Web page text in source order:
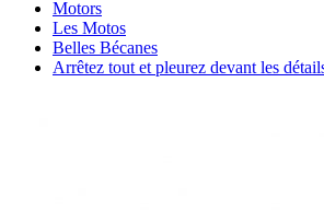
Motors
Les Motos
Belles Bécanes
Arrêtez tout et pleurez devant les